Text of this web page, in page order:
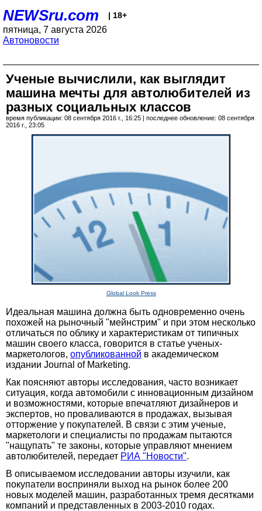
NEWSru.com | 18+
пятница, 7 августа 2026
Автоновости
Ученые вычислили, как выглядит
машина мечты для автолюбителей из
разных социальных классов
время публикации: 08 сентября 2016 г., 16:25 | последнее обновление: 08 сентября
2016 г., 23:05
Global Look Press
Идеальная машина должна быть одновременно очень
похожей на рыночный "мейнстрим" и при этом несколько
отличаться по облику и характеристикам от типичных
машин своего класса, говорится в статье ученых-
маркетологов, опубликованной в академическом
издании Journal of Marketing.
Как поясняют авторы исследования, часто возникает
ситуация, когда автомобили с инновационным дизайном
и возможностями, которые впечатляют дизайнеров и
экспертов, но проваливаются в продажах, вызывая
отторжение у покупателей. В связи с этим ученые,
маркетологи и специалисты по продажам пытаются
"нащупать" те законы, которые управляют мнением
автолюбителей, передает РИА "Новости".
В описываемом исследовании авторы изучили, как
покупатели восприняли выход на рынок более 200
новых моделей машин, разработанных тремя десятками
компаний и представленных в 2003-2010 годах.